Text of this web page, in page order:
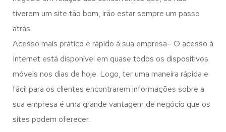
tiverem um site tão bom, irão estar sempre um passo
atrás.
Acesso mais prático e rápido à sua empresa– O acesso à
Internet está disponível em quase todos os dispositivos
móveis nos dias de hoje. Logo, ter uma maneira rápida e
fácil para os clientes encontrarem informações sobre a
sua empresa é uma grande vantagem de negócio que os
sites podem oferecer.